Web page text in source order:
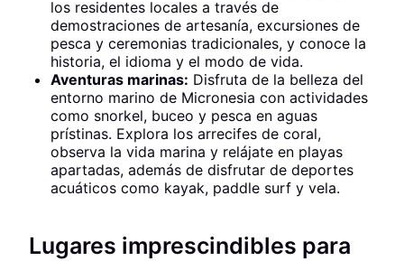
los residentes locales a través de
demostraciones de artesanía, excursiones de
pesca y ceremonias tradicionales, y conoce la
historia, el idioma y el modo de vida.
Aventuras marinas: Disfruta de la belleza del
entorno marino de Micronesia con actividades
como snorkel, buceo y pesca en aguas
prístinas. Explora los arrecifes de coral,
observa la vida marina y relájate en playas
apartadas, además de disfrutar de deportes
acuáticos como kayak, paddle surf y vela.
Lugares imprescindibles para